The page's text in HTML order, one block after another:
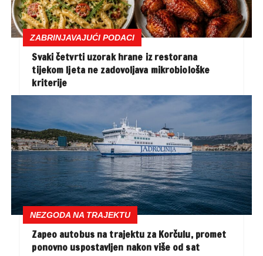
ZABRINJAVAJUĆI PODACI
Svaki četvrti uzorak hrane iz restorana
tijekom ljeta ne zadovoljava mikrobiološke
kriterije
NEZGODA NA TRAJEKTU
Zapeo autobus na trajektu za Korčulu, promet
ponovno uspostavljen nakon više od sat